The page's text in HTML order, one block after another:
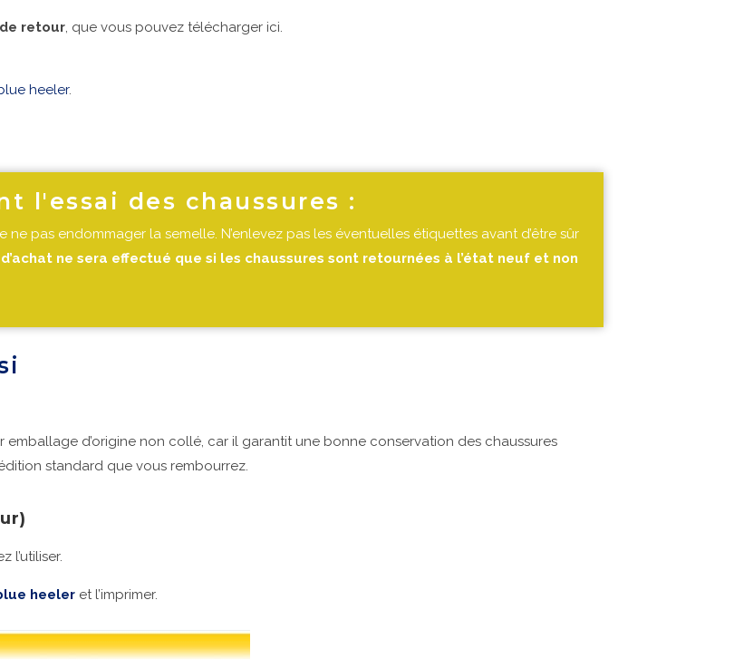
retour, que vous pouvez télécharger ici.
heeler.
l'essai des chaussures :
pas endommager la semelle. N’enlevez pas les éventuelles étiquettes avant d’être sûr
ne sera effectué que si les chaussures sont retournées à l’état neuf et non
d’origine non collé, car il garantit une bonne conservation des chaussures
standard que vous rembourrez.
l’utiliser.
heeler et l’imprimer.